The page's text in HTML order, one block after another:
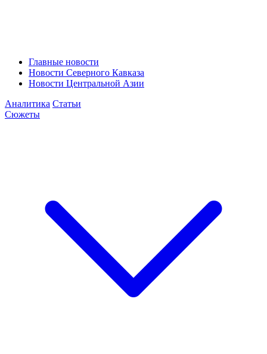
Главные новости
Новости Северного Кавказа
Новости Центральной Азии
Аналитика Статьи
Сюжеты